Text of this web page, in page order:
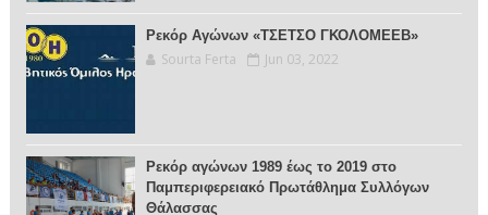
Ρεκόρ Αγώνων «ΤΣΕΤΣΟ ΓΚΟΛΟΜΕΕΒ»
Sourta Ferta Jun 03, 2022
Ρεκόρ αγώνων 1989 έως το 2019 στο
Παμπεριφερειακό Πρωτάθλημα Συλλόγων
Θάλασσας